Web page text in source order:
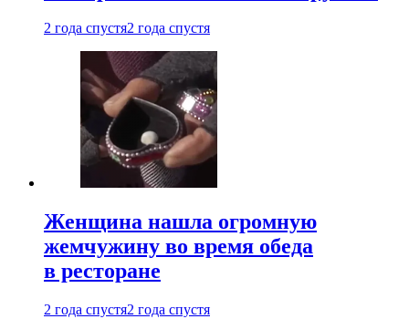
2 года спустя2 года спустя
Женщина нашла огромную
жемчужину во время обеда
в ресторане
2 года спустя2 года спустя